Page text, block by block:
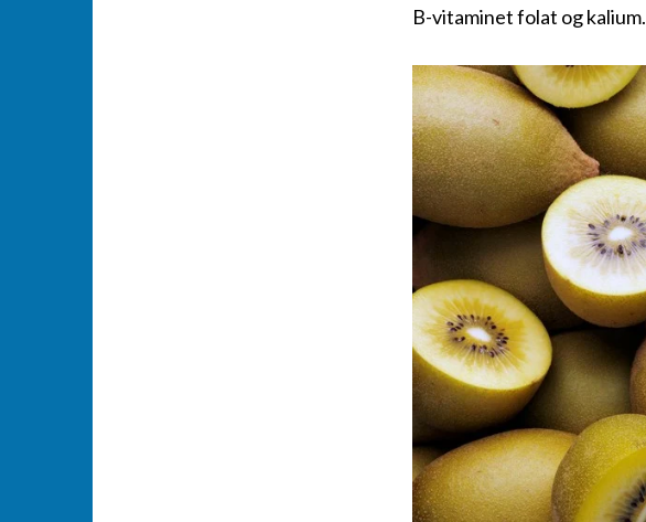
B-vitaminet folat og kalium.